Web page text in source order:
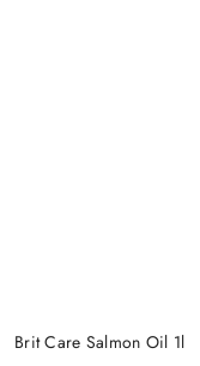
Brit Care Salmon Oil 1l